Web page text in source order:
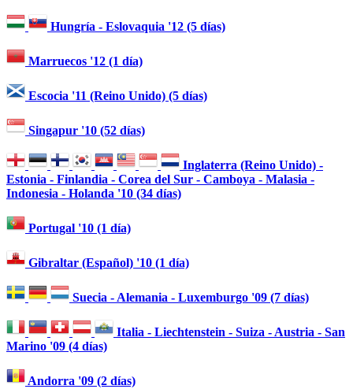
Hungría - Eslovaquia '12 (5 días)
Marruecos '12 (1 día)
Escocia '11 (Reino Unido) (5 días)
Singapur '10 (52 días)
Inglaterra (Reino Unido) -
Estonia - Finlandia - Corea del Sur - Camboya - Malasia -
Indonesia - Holanda '10 (34 días)
Portugal '10 (1 día)
Gibraltar (Español) '10 (1 día)
Suecia - Alemania - Luxemburgo '09 (7 días)
Italia - Liechtenstein - Suiza - Austria - San
Marino '09 (4 días)
Andorra '09 (2 días)